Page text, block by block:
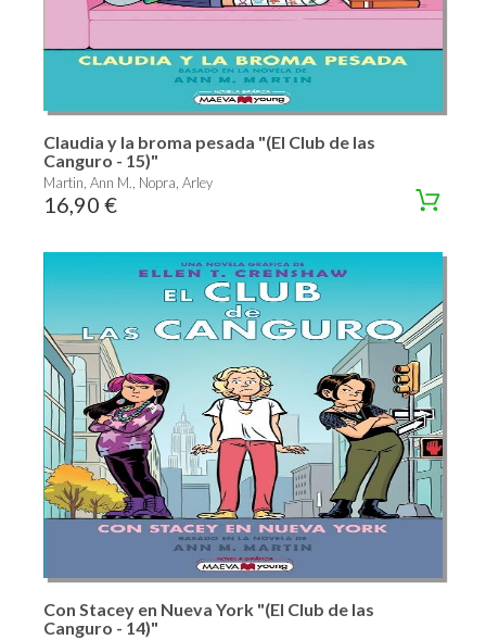
Claudia y la broma pesada "(El Club de las
Canguro - 15)"
Martin, Ann M., Nopra, Arley
16,90 €
Con Stacey en Nueva York "(El Club de las
Canguro - 14)"